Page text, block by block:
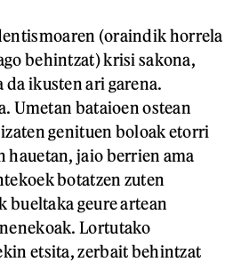
(oraindik horrela
behintzat) krisi sakona,
da ikusten ari garena.
Umetan bataioen ostean
genituen boloak etorri
hauetan, jaio berrien ama
botatzen zuten
geure artean
Lortutako
etsita, zerbait behintzat